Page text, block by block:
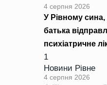
4 серпня 2026
У Рівному сина,
батька
психіатричне
1
Новини Рівне
4 серпня 2026